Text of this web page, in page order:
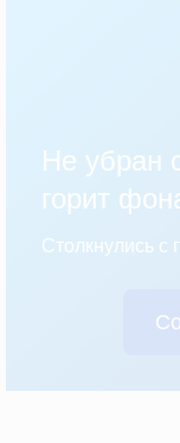
Не убран
горит
Столкнулись